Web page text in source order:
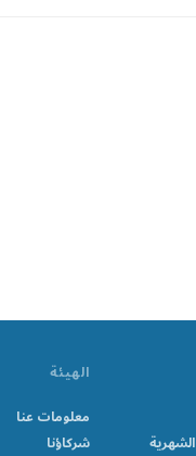
الهيئة
معلومات عنا
شركاؤنا